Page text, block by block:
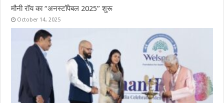
मौनी रॉय का “अनस्टॉपेबल 2025” शुरू
October 14, 2025